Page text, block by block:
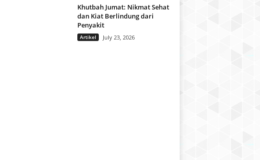
Khutbah Jumat: Nikmat Sehat
dan Kiat Berlindung dari
Penyakit
Artikel July 23, 2026